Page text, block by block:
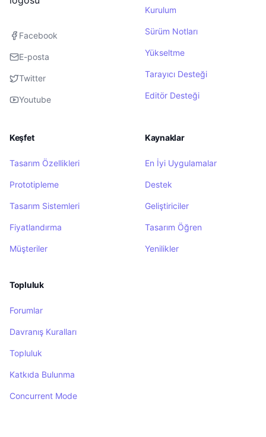
Facebook
E-posta
Twitter
Youtube
Kurulum
Sürüm Notları
Yükseltme
Tarayıcı Desteği
Editör Desteği
Keşfet
Tasarım Özellikleri
Prototipleme
Tasarım Sistemleri
Fiyatlandırma
Müşteriler
Kaynaklar
En İyi Uygulamalar
Destek
Geliştiriciler
Tasarım Öğren
Yenilikler
Topluluk
Forumlar
Davranış Kuralları
Topluluk
Katkıda Bulunma
Concurrent Mode